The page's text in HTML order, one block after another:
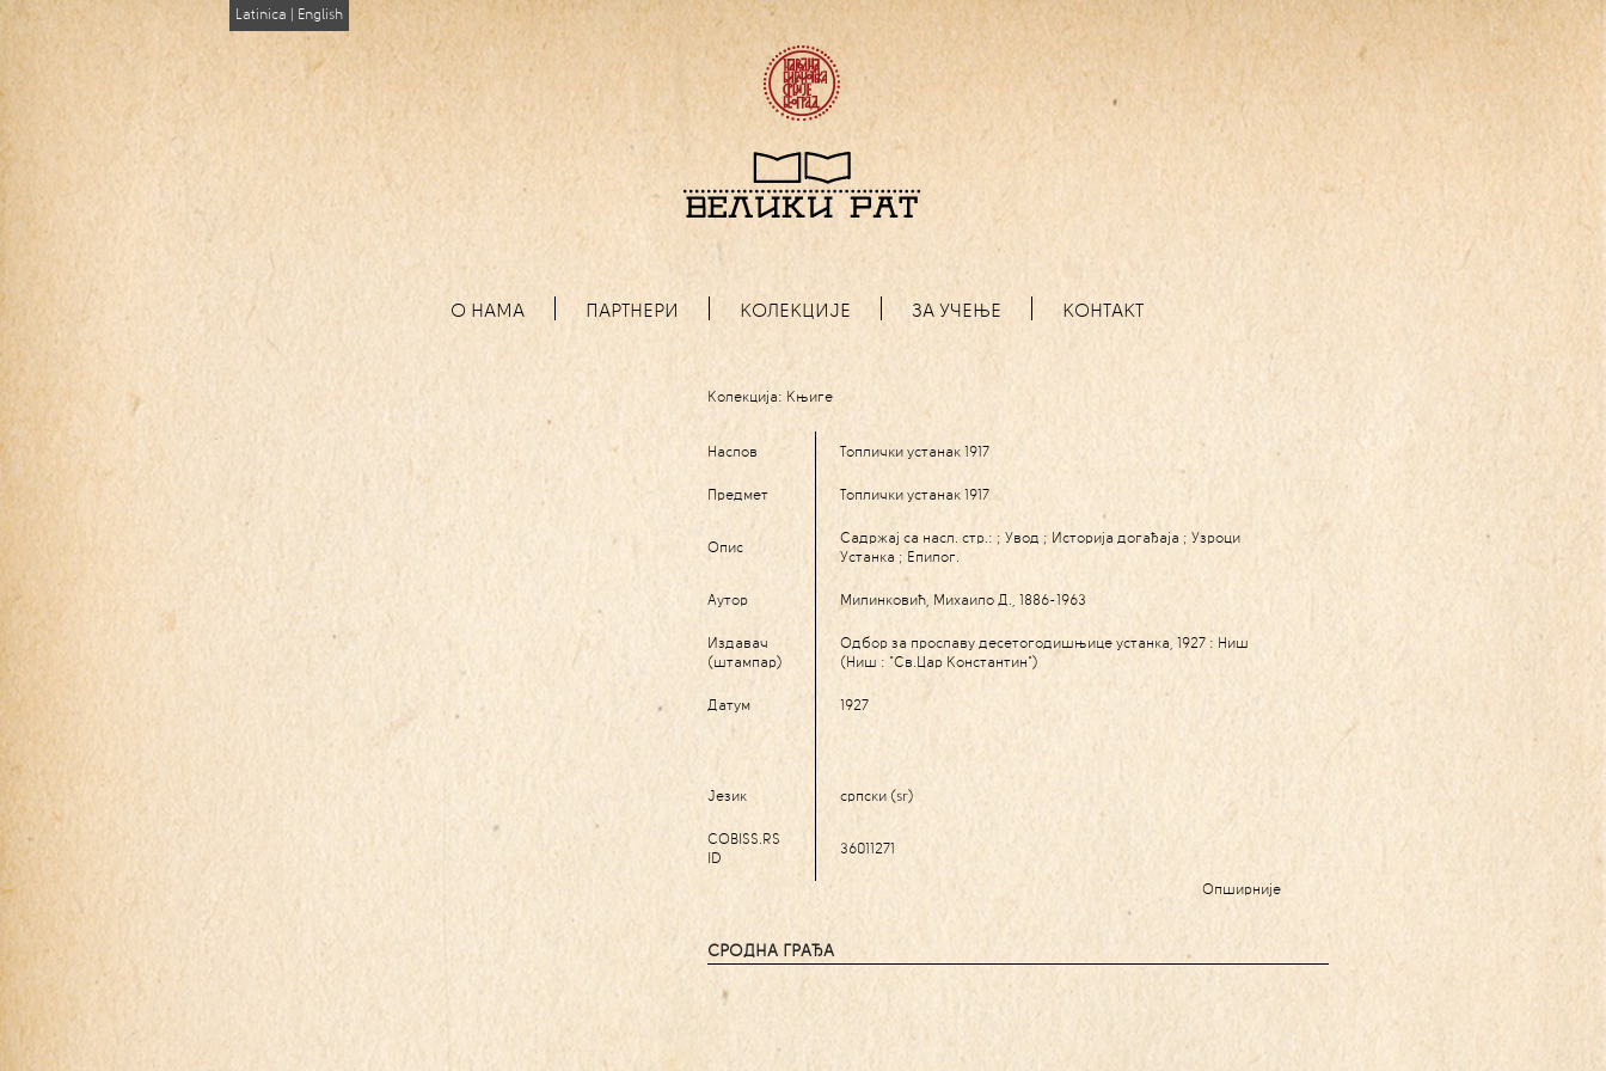
Latinica English
О НАМА ПАРТНЕРИ КОЛЕКЦИЈЕ ЗА УЧЕЊЕ КОНТАКТ
Колекција: Књиге
Наслов Топлички устанак 1917
Предмет Топлички устанак 1917
Опис
Садржај са насл. стр.: ; Увод ; Историја догађаја ; Узроци
Устанка ; Епилог.
Аутор Милинковић, Михаило Д., 1886-1963
Издавач
(штампар)
Одбор за прославу десетогодишњице устанка, 1927 : Ниш
(Ниш : "Св.Цар Константин")
Датум 1927
Језик српски (sr)
COBISS.RS
ID
36011271
Опширније
СРОДНА ГРАЂА